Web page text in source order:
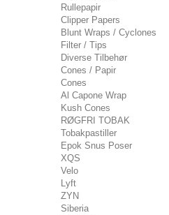
Rullepapir
Clipper Papers
Blunt Wraps / Cyclones
Filter / Tips
Diverse Tilbehør
Cones / Papir
Cones
Al Capone Wrap
Kush Cones
RØGFRI TOBAK
Tobakpastiller
Epok Snus Poser
XQS
Velo
Lyft
ZYN
Siberia